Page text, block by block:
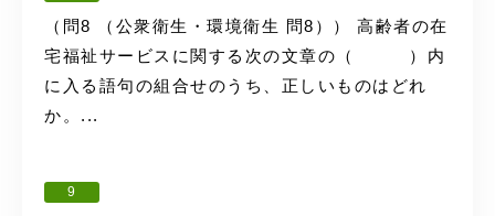
（問8 （公衆衛生・環境衛生 問8）） 高齢者の在
宅福祉サービスに関する次の文章の（ ）内
に入る語句の組合せのうち、正しいものはどれ
か。...
9